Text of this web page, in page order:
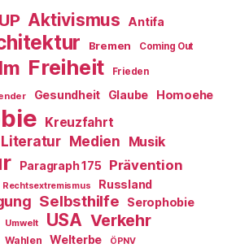
Aktivismus Antifa
Bremen Coming Out
Freiheit Frieden
Gesundheit Glaube Homoehe
Kreuzfahrt
Literatur Medien Musik
Paragraph 175
Prävention
Rechtsextremismus Russland
Selbsthilfe Serophobie
Umwelt USA Verkehr
Wahlen Welterbe ÖPNV